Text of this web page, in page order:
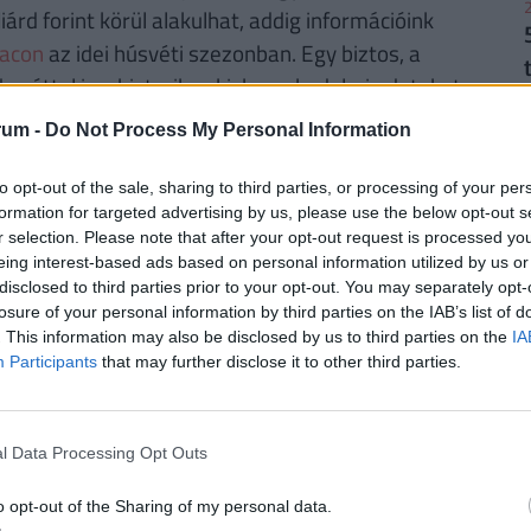
- Do Not Process My Personal Information
opt-out of the sale, sharing to third parties, or processing of your
for targeted advertising by us, please use the below opt-out
selection. Please note that after your opt-out request is processed
interest-based ads based on personal information utilized by us
to third parties prior to your opt-out. You may separately
of your personal information by third parties on the IAB’s list of
This information may also be disclosed by us to third parties on the
Participants that may further disclose it to other third parties.
Data Processing Opt Outs
opt-out of the Sharing of my personal data.
forint körül alakulhat, addig információink
az idei húsvéti szezonban. Egy biztos, a
is a historikus kiskereskedelmi adatokat.
a kereslet csúcspontja az utolsó
a húsvéti nagybevásárlás
között a sonka, a tojás, a tormák, a tavaszi
komoly harc bontakozik ki a vásárlókért.
akciókkal igyekeznek becsábítani a
valójában megszólítani a vásárlókat, és
szereplőket is megkérdeztük.